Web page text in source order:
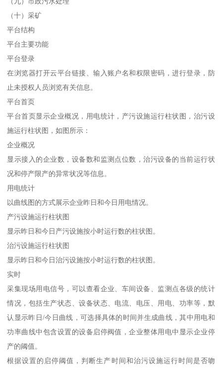
（十）采矿
平台结构
平台主要功能
平台登录
在浏览器打开云平台链接、输入账户名和权限密码，进行登录，防
止未授权人员浏览有关信息。
平台首页
平台首页显示企业概况，用电统计，产污设施运行柱状图，治污设
施运行柱状图，如图所示：
企业概况
显示接入的企业数，设备数和监测点位数，治污设备的当前运行状
况和停产限产的异常状况等信息。
用电统计
以曲线图的方式展示企业昨日和今日用电情况。
产污设施运行柱状图
显示昨日和今日产污设施按小时运行数的柱状图。
治污设施运行柱状图
显示昨日和今日治污设施按小时运行数的柱状图。
实时
采集现场用电信号，可以查看企业、车间设备、监测点各级的统计
情况，包括生产状态、设备状态、电流、电压、用电、功率等，默
认显示昨日/今日曲线，可选择具体的时间并生成曲线，其中用电和
功率曲线中包含设置的设备启停阀值，企业整体用电中显示企业停
产的阈值。
根据设置的启停阈值，判断生产时间和治污设施运行时间是否吻